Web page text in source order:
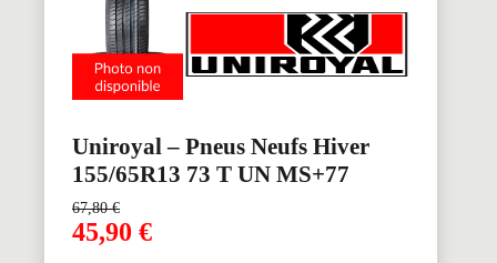
Uniroyal – Pneus Neufs Hiver
155/65R13 73 T UN MS+77
67,80€
45,90 €